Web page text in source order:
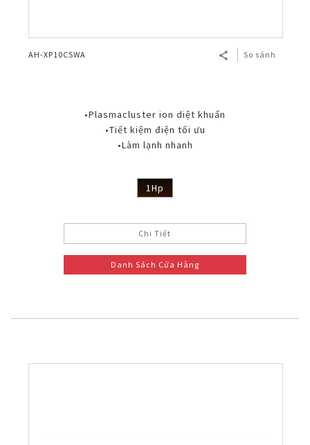
AH-XP10CSWA So sánh
•Plasmacluster ion diệt khuẩn
•Tiết kiệm điện tối ưu
•Làm lạnh nhanh
1Hp
Chi Tiết
Danh Sách Cửa Hàng